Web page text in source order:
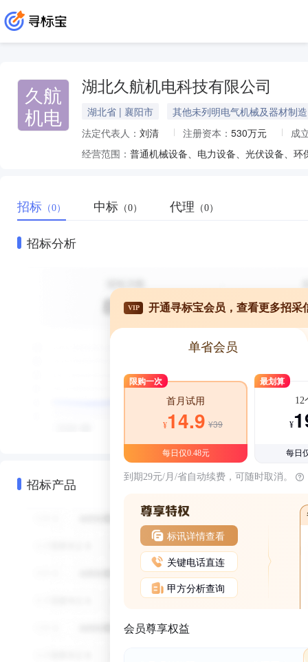
久航
机电
湖北久航机电科技有限公司
湖北省 | 襄阳市
其他未列明电气机械及器材制造
法定代表人： 刘清 注册资本： 530万元
成
经营范围：
招标 （0） 中标 （0） 代理 （0）
招标分析
招标产品
VIP 开通寻标宝会员，查看更多招采
单省会员
限购一次
首月试用
¥14.9 ¥39
每日仅0.48元
最划算
12
¥
每日
到期29元/月/省自动续费，可随时取消。
标讯详情查看
关键电话直连
甲方分析查询
会员尊享权益